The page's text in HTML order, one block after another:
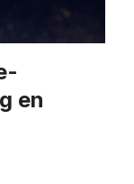
en